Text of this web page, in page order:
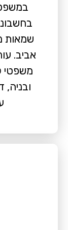
שמאות
אביב.
משפטי
ובניה,